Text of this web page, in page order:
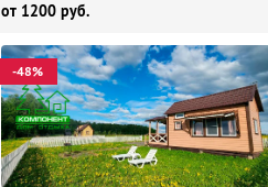
от 1200 руб.
-48%